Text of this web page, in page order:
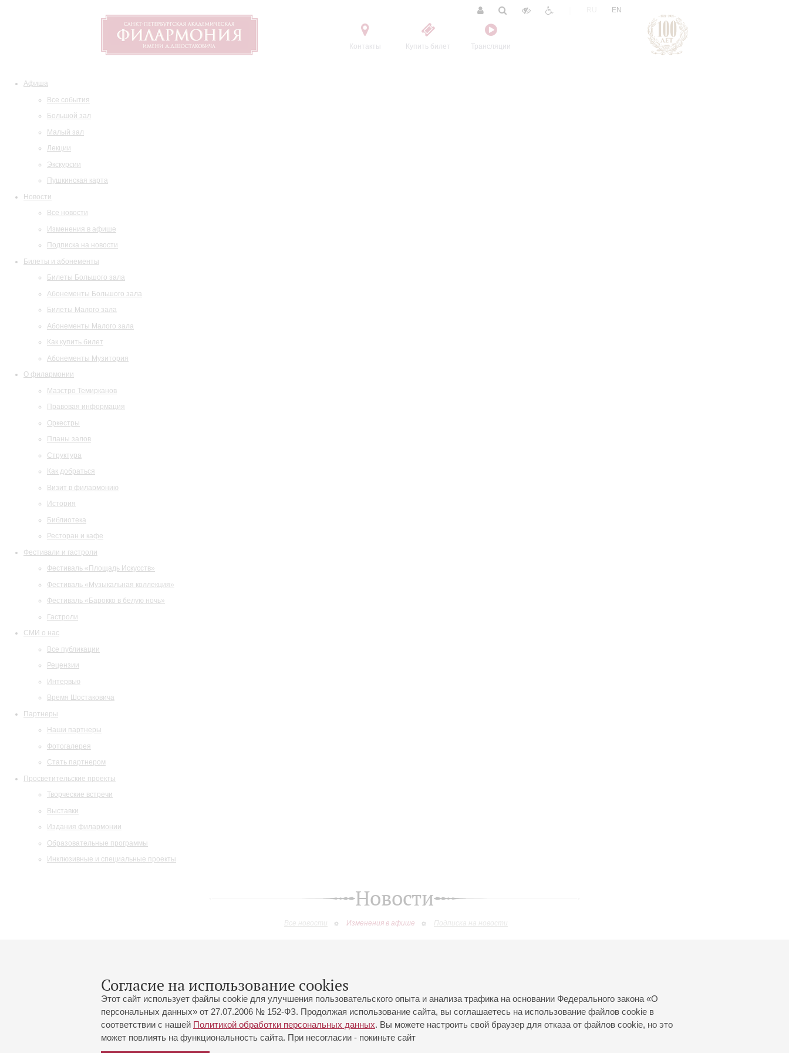
Контакты Купить билет Трансляции
EN
Афиша
Все события
Большой зал
Малый зал
Лекции
Экскурсии
Пушкинская карта
Новости
Все новости
Изменения в афише
Подписка на новости
Билеты и абонементы
Билеты Большого зала
Абонементы Большого зала
Билеты Малого зала
Абонементы Малого зала
Как купить билет
Абонементы Музитория
О филармонии
Маэстро Темирканов
Правовая информация
Оркестры
Планы залов
Структура
Как добраться
Визит в филармонию
История
Библиотека
Ресторан и кафе
Фестивали и гастроли
Фестиваль «Площадь Искусств»
Фестиваль «Музыкальная коллекция»
Фестиваль «Барокко в белую ночь»
Гастроли
СМИ о нас
Все публикации
Рецензии
Интервью
Время Шостаковича
Партнеры
Наши партнеры
Фотогалерея
Стать партнером
Просветительские проекты
Творческие встречи
Выставки
Издания филармонии
Образовательные программы
Инклюзивные и специальные проекты
Новости
Все новости Изменения в афише Подписка на новости
Согласие на использование cookies
Этот сайт использует файлы cookie для улучшения пользовательского опыта и анализа трафика на основании Федерального закона «О
персональных данных» от 27.07.2006 № 152-ФЗ. Продолжая использование сайта, вы соглашаетесь на использование файлов cookie в
соответствии с нашей Политикой обработки персональных данных. Вы можете настроить свой браузер для отказа от файлов cookie, но это
может повлиять на функциональность сайта. При несогласии - покиньте сайт
Большой зал:
191186, Санкт-Петербург, Михайловская ул., 2
+7 (812) 240-01-00, +7 (812) 240-01-80
Часы работы кассы Большого зала: с 11:00 до 20:30